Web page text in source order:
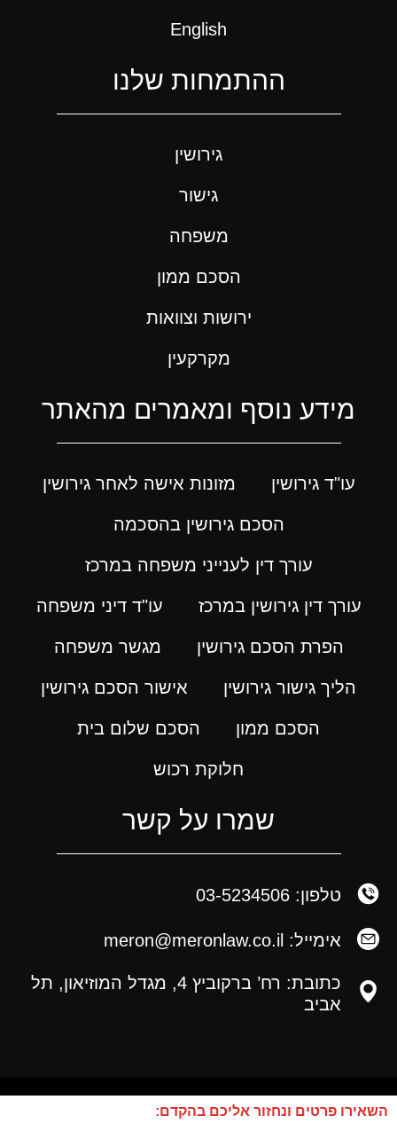
English
ההתמחות שלנו
גירושין
גישור
משפחה
הסכם ממון
ירושות וצוואות
מקרקעין
מידע נוסף ומאמרים מהאתר
עו"ד גירושין מזונות אישה לאחר גירושין
הסכם גירושין בהסכמה
עורך דין לענייני משפחה במרכז
עורך דין גירושין במרכז עו"ד דיני משפחה
הפרת הסכם גירושין מגשר משפחה
הליך גישור גירושין אישור הסכם גירושין
הסכם ממון הסכם שלום בית
חלוקת רכוש
שמרו על קשר
טלפון: 03-5234506
אימייל: meron@meronlaw.co.il
כתובת: רח’ ברקוביץ 4, מגדל המוזיאון, תל
אביב
השאירו פרטים ונחזור אליכם בהקדם: